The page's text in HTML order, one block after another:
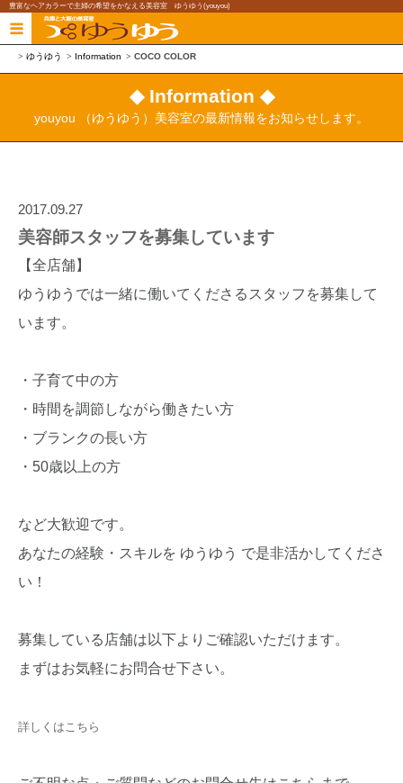
豊富なヘアカラーで主婦の希望をかなえる美容室 ゆうゆう(youyou)
ゆうゆう Information COCO COLOR
◆ Information ◆
youyou （ゆうゆう）美容室の最新情報をお知らせします。
2017.09.27
美容師スタッフを募集しています
【全店舗】
ゆうゆうでは一緒に働いてくださるスタッフを募集して
います。
・子育て中の方
・時間を調節しながら働きたい方
・ブランクの長い方
・50歳以上の方
など大歓迎です。
あなたの経験・スキルを ゆうゆう で是非活かしてくださ
い！
募集している店舗は以下よりご確認いただけます。
まずはお気軽にお問合せ下さい。
詳しくはこちら